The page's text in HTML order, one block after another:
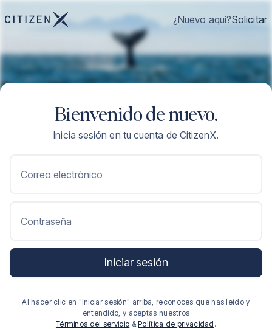
¿Nuevo aquí?Solicitar
Bienvenido de nuevo.
Inicia sesión en tu cuenta de CitizenX.
Correo electrónico
Contraseña
Iniciar sesión
Al hacer clic en "Iniciar sesión" arriba, reconoces que has leído y
entendido, y aceptas nuestros
Términos del servicio & Política de privacidad .